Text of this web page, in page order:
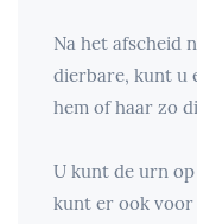
Na het afscheid
dierbare, kunt u
hem of haar zo
U kunt de urn
kunt er ook voor